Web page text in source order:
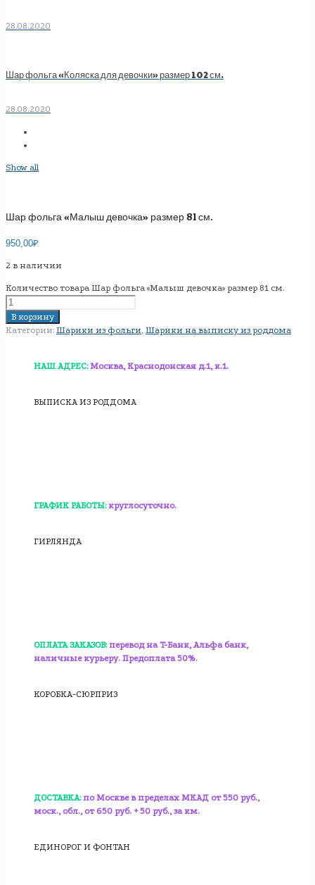
28.08.2020
Шар фольга «Коляска для девочки» размер 102 см.
28.08.2020
Show all
Шар фольга «Малыш девочка» размер 81 см.
950,00₽
2 в наличии
Количество товара Шар фольга «Малыш девочка» размер 81 см.
В корзину
Категории: Шарики из фольги, Шарики на выписку из роддома
НАШ АДРЕС: Москва, Краснодонская д.1, к.1.
ВЫПИСКА ИЗ РОДДОМА
ГРАФИК РАБОТЫ: круглосуточно.
ГИРЛЯНДА
ОПЛАТА ЗАКАЗОВ: перевод на T-Банк, Альфа банк,
наличные курьеру. Предоплата 50%.
КОРОБКА-СЮРПРИЗ
ДОСТАВКА: по Москве в пределах МКАД от 550 руб.,
моск., обл., от 650 руб. + 50 руб., за км.
ЕДИНОРОГ И ФОНТАН